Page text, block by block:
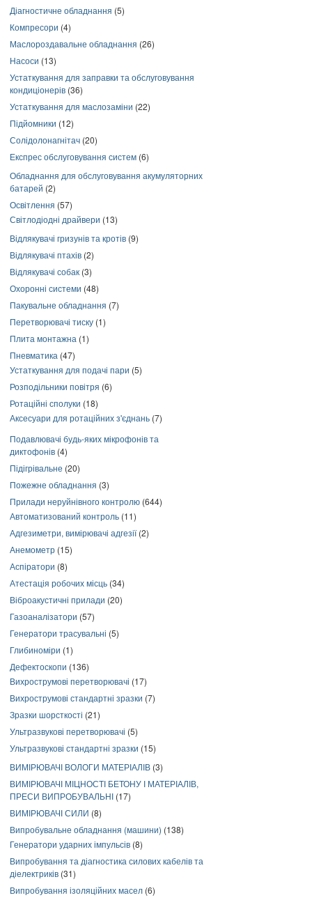
Діагностичне обладнання (5)
Компресори (4)
Маслороздавальне обладнання (26)
Насоси (13)
Устаткування для заправки та обслуговування
кондиціонерів (36)
Устаткування для маслозаміни (22)
Підйомники (12)
Солідолонагнітач (20)
Експрес обслуговування систем (6)
Обладнання для обслуговування акумуляторних
батарей (2)
Освітлення (57)
Світлодіодні драйвери (13)
Відлякувачі гризунів та кротів (9)
Відлякувачі птахів (2)
Відлякувачі собак (3)
Охоронні системи (48)
Пакувальне обладнання (7)
Перетворювачі тиску (1)
Плита монтажна (1)
Пневматика (47)
Устаткування для подачі пари (5)
Розподільники повітря (6)
Ротаційні сполуки (18)
Аксесуари для ротаційних з'єднань (7)
Подавлювачі будь-яких мікрофонів та
диктофонів (4)
Підігрівальне (20)
Пожежне обладнання (3)
Прилади неруйнівного контролю (644)
Автоматизований контроль (11)
Адгезиметри, вимірювачі адгезії(2)
Анемометр (15)
Аспіратори (8)
Атестація робочих місць (34)
Віброакустичні прилади (20)
Газоаналізатори (57)
Генератори трасувальні (5)
Глибиноміри (1)
Дефектоскопи (136)
Вихрострумові перетворювачі (17)
Вихрострумові стандартні зразки (7)
Зразки шорсткості (21)
Ультразвукові перетворювачі (5)
Ультразвукові стандартні зразки (15)
ВИМІРЮВАЧІ ВОЛОГИ МАТЕРІАЛІВ (3)
ВИМІРЮВАЧІ МІЦНОСТІ БЕТОНУ І МАТЕРІАЛІВ,
ПРЕСИ ВИПРОБУВАЛЬНІ (17)
ВИМІРЮВАЧІ СИЛИ (8)
Випробувальне обладнання (машини) (138)
Генератори ударних імпульсів (8)
Випробування та діагностика силових кабелів та
діелектриків (31)
Випробування ізоляційних масел (6)